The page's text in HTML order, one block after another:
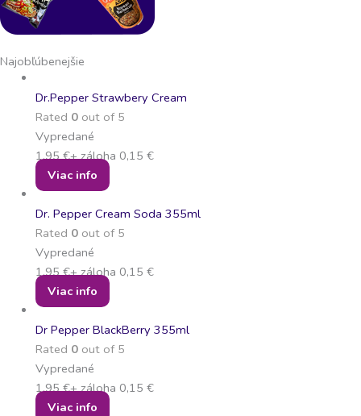
Najobľúbenejšie
Dr.Pepper Strawbery Cream
Rated 0out of 5
Vypredané
1,95€+ záloha 0,15 €
Viac info
Dr. Pepper Cream Soda 355ml
Rated 0out of 5
Vypredané
1,95€+ záloha 0,15 €
Viac info
Dr Pepper BlackBerry 355ml
Rated 0out of 5
Vypredané
1,95€+ záloha 0,15 €
Viac info